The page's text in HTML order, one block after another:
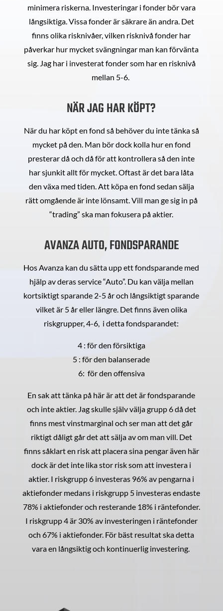
minimera riskerna. Investeringar i fonder bör vara
långsiktiga. Vissa fonder är säkrare än andra. Det
finns olika risknivåer, vilken risknivå fonder har
påverkar hur mycket svängningar man kan förvänta
sig. Jag har i investerat fonder som har en risknivå
mellan 5-6.
NÄR JAG HAR KÖPT?
När du har köpt en fond så behöver du inte tänka så
mycket på den. Man bör dock kolla hur en fond
presterar då och då för att kontrollera så den inte
har sjunkit allt för mycket. Oftast är det bara låta
den växa med tiden. Att köpa en fond sedan sälja
rätt omgående är inte lönsamt. Vill man ge sig in på
“trading” ska man fokusera på aktier.
AVANZA AUTO, FONDSPARANDE
Hos Avanza kan du sätta upp ett fondsparande med
hjälp av deras service “Auto”. Du kan välja mellan
kortsiktigt sparande 2-5 år och långsiktigt sparande
vilket är 5 år eller längre. Det finns även olika
riskgrupper, 4-6, i detta fondsparandet:
4 : för den försiktiga
5 : för den balanserade
6: för den offensiva
En sak att tänka på här är att det är fondsparande
och inte aktier. Jag skulle själv välja grupp 6 då det
finns mest vinstmarginal och ser man att det går
riktigt dåligt går det att sälja av om man vill. Det
finns såklart en risk att placera sina pengar även här
dock är det inte lika stor risk som att investera i
aktier. I riskgrupp 6 investeras 96% av pengarna i
aktiefonder medans i riskgrupp 5 investeras endaste
78% i aktiefonder och resterande 18% i räntefonder.
I riskgrupp 4 är 30% av investeringen i räntefonder
och 67% i aktiefonder. För bäst resultat ska detta
vara en långsiktig och kontinuerlig investering.